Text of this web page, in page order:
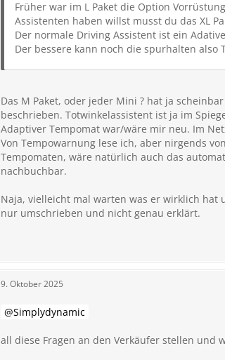
Früher war im L Paket die Option
Assistenten haben willst musst du das XL
Der normale Driving Assistent ist ein
Der bessere kann noch die spurhalten also
Das M Paket, oder jeder Mini ? hat ja
beschrieben. Totwinkelassistent ist ja im
Adaptiver Tempomat war/wäre mir neu. Im
Von Tempowarnung lese ich, aber nirgends
Tempomaten, wäre natürlich auch das
nachbuchbar.
Naja, vielleicht mal warten was er wirklich
nur umschrieben und nicht genau erklärt.
9. Oktober 2025
Simplydynamic
all diese Fragen an den Verkäufer stellen und